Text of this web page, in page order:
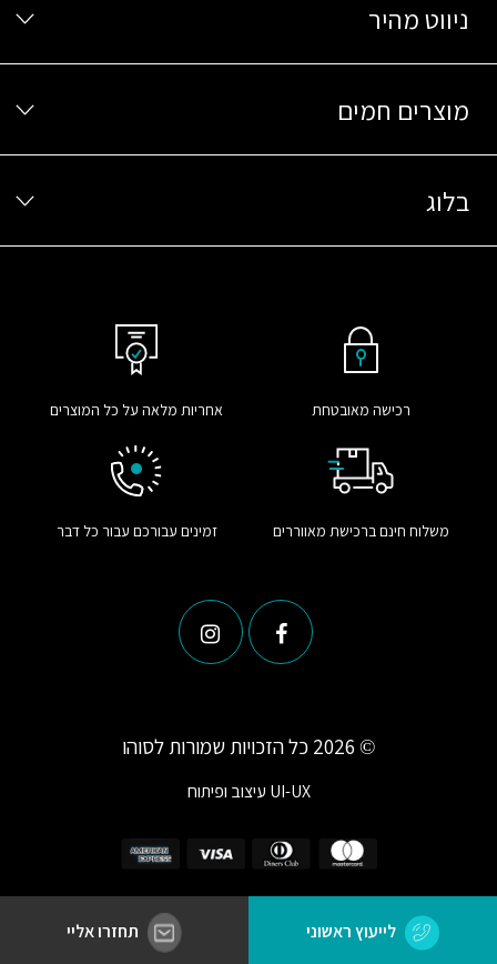
ניווט מהיר
מוצרים חמים
בלוג
רכישה מאובטחת אחריות מלאה על כל המוצרים
משלוח חינם ברכישת מאווררים זמינים עבורכם עבור כל דבר
© 2026 כל הזכויות שמורות לסוהו
UI-UX עיצוב ופיתוח
לייעוץ ראשוני תחזרו אליי